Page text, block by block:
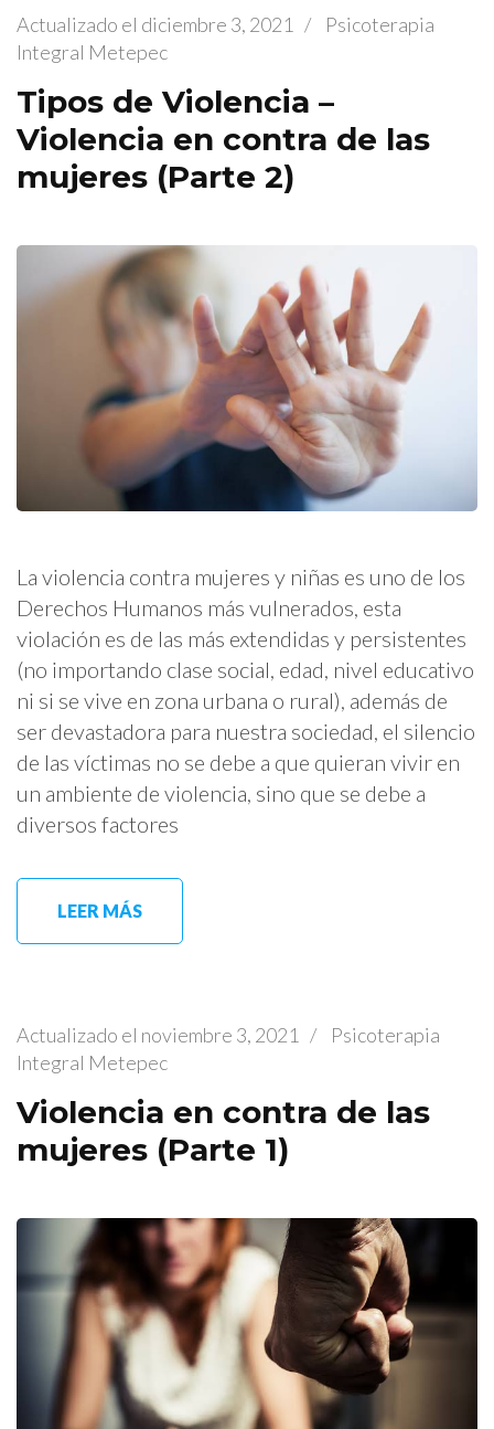
Actualizado el diciembre 3, 2021 /
Psicoterapia
Integral Metepec
Tipos de Violencia –
Violencia en contra de las
mujeres (Parte 2)
La violencia contra mujeres y niñas es uno de los
Derechos Humanos más vulnerados, esta
violación es de las más extendidas y persistentes
(no importando clase social, edad, nivel educativo
ni si se vive en zona urbana o rural), además de
ser devastadora para nuestra sociedad, el silencio
de las víctimas no se debe a que quieran vivir en
un ambiente de violencia, sino que se debe a
diversos factores
LEER MÁS
Actualizado el noviembre 3, 2021 /
Psicoterapia
Integral Metepec
Violencia en contra de las
mujeres (Parte 1)